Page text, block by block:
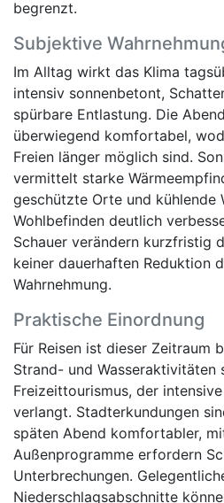
begrenzt.
Subjektive
Im Alltag wirkt das Klima
intensiv sonnenbetont,
spürbare Entlastung. Die
überwiegend komfortabel,
Freien länger möglich sind.
vermittelt starke
geschützte Orte und kühlende
Wohlbefinden deutlich
Schauer verändern kurzfristig
keiner dauerhaften Reduktion
Wahrnehmung.
Praktische Einordnung
Für Reisen ist dieser Zeitraum
Strand- und Wasseraktivitäten
Freizeittourismus, der
verlangt. Stadterkundungen
späten Abend komfortabler,
Außenprogramme erfordern
Unterbrechungen.
Niederschlagsabschnitte